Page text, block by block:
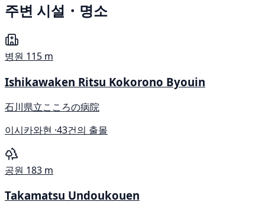
주변 시설・명소
병원 115 m
Ishikawaken Ritsu Kokorono Byouin
石川県立こころの病院
이시카와현 ·43건의 출몰
공원 183 m
Takamatsu Undoukouen